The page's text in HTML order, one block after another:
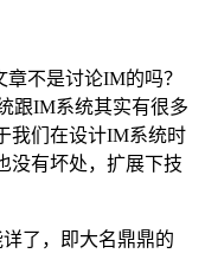
章不是讨论IM的吗？
跟IM系统其实有很多
我们在设计IM系统时
没有坏处，扩展下技
了，即大名鼎鼎的